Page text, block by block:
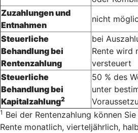
Zuzahlungen und
Entnahmen
nicht
Steuerliche
Behandlung bei
Rentenzahlung
bei
Rente wird
versteuert
Steuerliche
Behandlung bei
Kapitalzahlung2
50 % des
unter
1 Bei der Rentenzahlung können
Rente monatlich, vierteljährlich,